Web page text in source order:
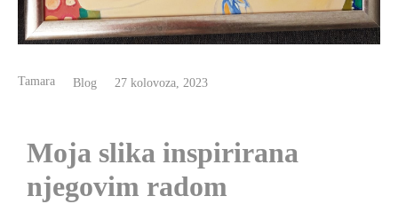
Tamara Blog 27 kolovoza, 2023
Moja slika inspirirana
njegovim radom